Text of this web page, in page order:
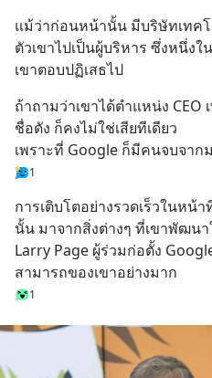
แม้ว่าก่อนหน้านั้น มีบริษัทเทค
ตัวเขาไปเป็นผู้บริหาร ซึ่งหนึ่ง
เขาตอบปฏิเสธไป
ถ้าถามว่าเขาได้ตำแหน่ง CEO
ชื่อดัง ก็คงไม่ใช่เสียทีเดียว
เพราะที่ Google ก็มีคนจบจา
1
การเติบโตอย่างรวดเร็วในหน้
นั้น มาจากสิ่งต่างๆ ที่เขาพัฒน
Larry Page ผู้ร่วมก่อตั้ง
สามารถของเขาอย่างมาก
1